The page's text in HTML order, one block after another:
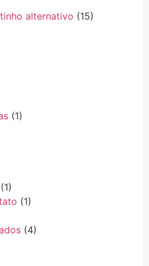
alternativo (15)
(1)
(1)
(1)
(4)